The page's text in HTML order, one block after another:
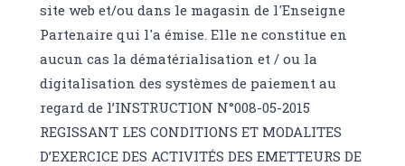
site web et/ou dans le magasin de l'Enseigne
Partenaire qui l'a émise. Elle ne constitue en
aucun cas la dématérialisation et / ou la
digitalisation des systèmes de paiement au
regard de l’INSTRUCTION N°008-05-2015
REGISSANT LES CONDITIONS ET MODALITES
D’EXERCICE DES ACTIVITÉS DES EMETTEURS DE